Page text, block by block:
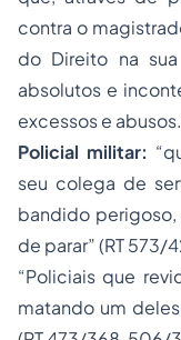
contra o
do Direito na
absolutos e
excessos e
Policial militar:
seu colega de
bandido perigoso,
de parar” (RT 573/
“Policiais que
matando um